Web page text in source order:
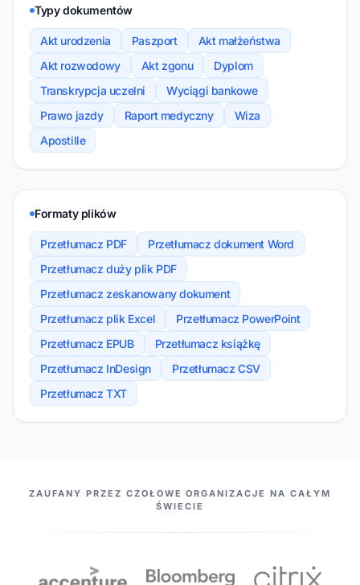
Typy dokumentów
Akt urodzenia Paszport
Akt małżeństwa
Akt rozwodowy
Akt zgonu
Dyplom
Transkrypcja uczelni
Wyciągi bankowe
Prawo jazdy
Raport medyczny
Wiza
Apostille
Formaty plików
Przetłumacz PDF
Przetłumacz dokument Word
Przetłumacz duży plik PDF
Przetłumacz zeskanowany dokument
Przetłumacz plik Excel
Przetłumacz PowerPoint
Przetłumacz EPUB
Przetłumacz książkę
Przetłumacz InDesign
Przetłumacz CSV
Przetłumacz TXT
NASI PARTNERZY
ZAUFANY PRZEZ CZOŁOWE ORGANIZACJE NA CAŁYM
ŚWIECIE